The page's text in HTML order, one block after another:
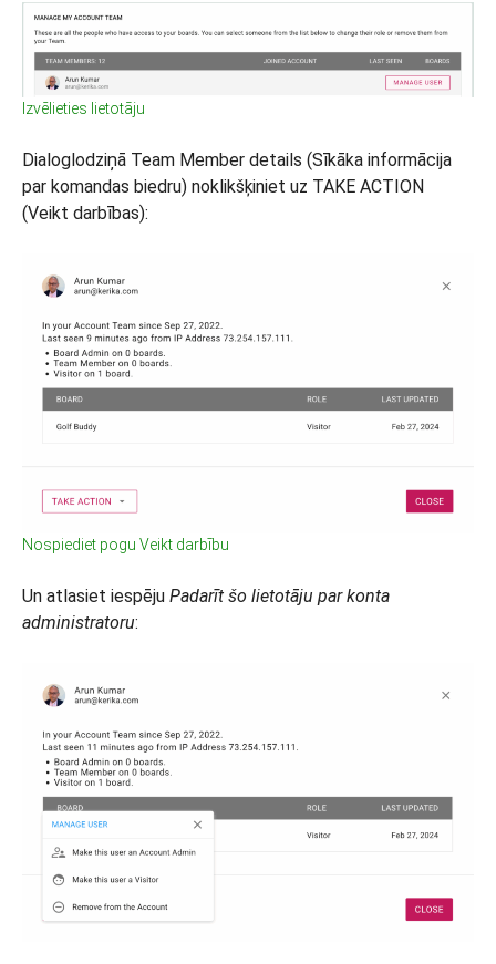
Izvēlieties lietotāju
Dialoglodziņā Team Member details (Sīkāka informācija
par komandas biedru) noklikšķiniet uz TAKE ACTION
(Veikt darbības):
Nospiediet pogu Veikt darbību
Un atlasiet iespēju Padarīt šo lietotāju par konta
administratoru: